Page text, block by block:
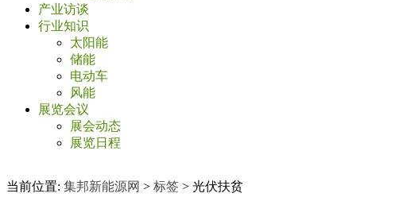
产业访谈
行业知识
太阳能
储能
电动车
风能
展览会议
展会动态
展览日程
当前位置: 集邦新能源网 > 标签 > 光伏扶贫